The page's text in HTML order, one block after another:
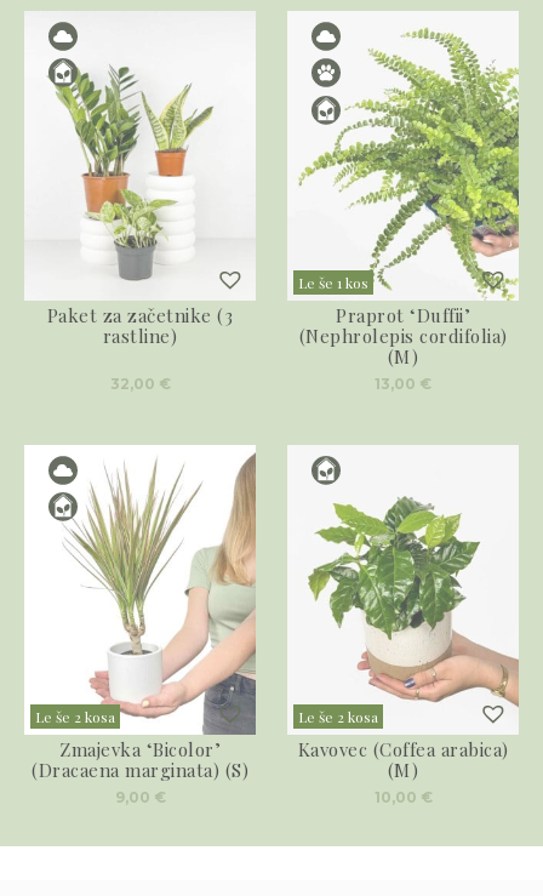
Paket za začetnike (3
rastline)
32,00 €
Le še 1 kos
Praprot ‘Duffii’
(Nephrolepis cordifolia)
(M)
13,00 €
Le še 2 kosa
Zmajevka ‘Bicolor’
(Dracaena marginata) (S)
9,00 €
Le še 2 kosa
Kavovec (Coffea arabica)
(M)
10,00 €